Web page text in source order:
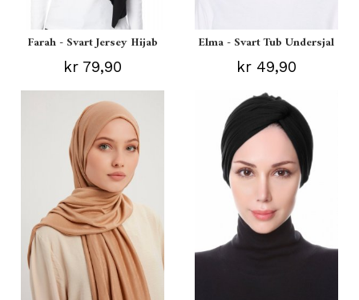
Farah - Svart Jersey Hijab
kr 79,90
Elma - Svart Tub Undersjal
kr 49,90